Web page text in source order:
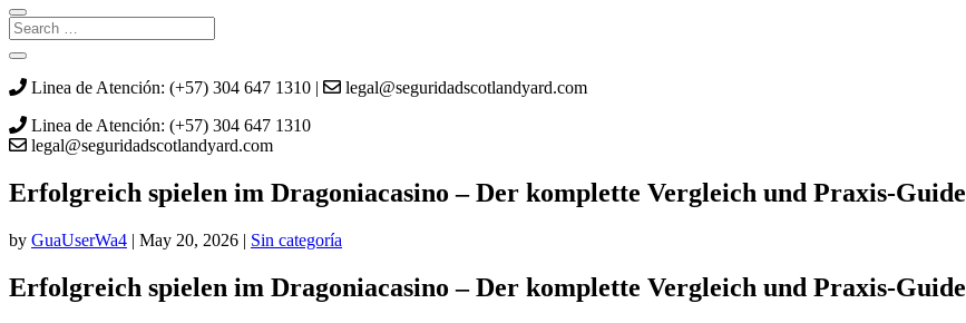
Linea de Atención: (+57) 304 647 1310 |
legal@seguridadscotlandyard.com
Linea de Atención: (+57) 304 647 1310
legal@seguridadscotlandyard.com
Erfolgreich spielen im Dragoniacasino – Der komplette Vergleich und Praxis‑Guide
by GuaUserWa4 | May 20, 2026 | Sin categoría
Erfolgreich spielen im Dragoniacasino – Der komplette Vergleich und Praxis‑Guide